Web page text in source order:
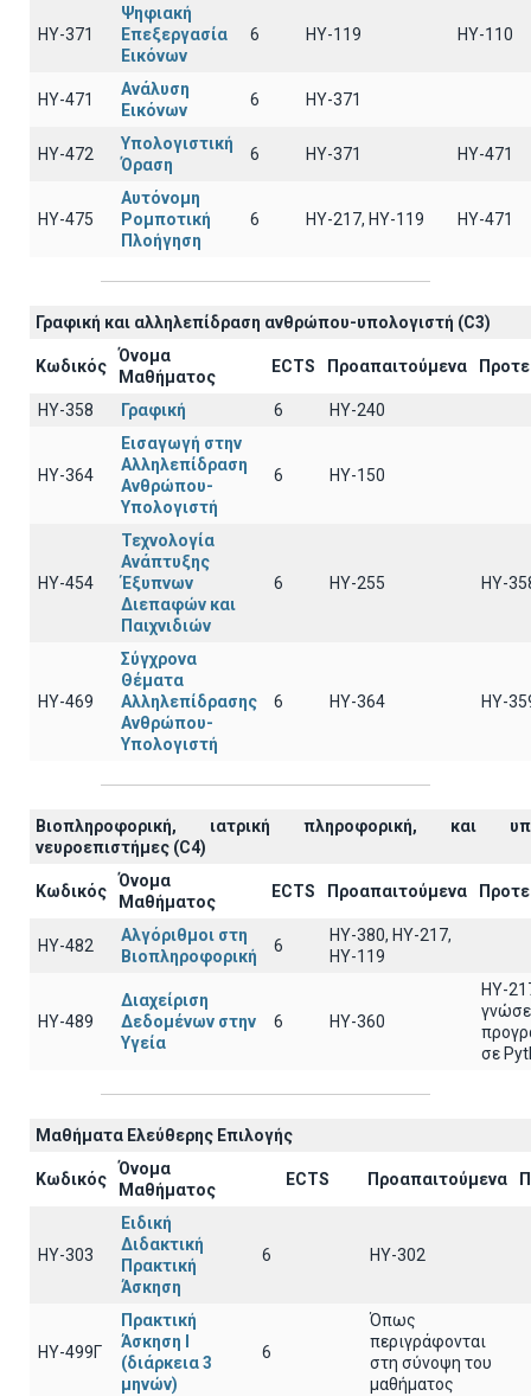
ΗΥ-371
Ψηφιακή
Επεξεργασία
Εικόνων
6 ΗΥ-119 ΗΥ-110
ΗΥ-471
Ανάλυση
Εικόνων
6 ΗΥ-371
ΗΥ-472
Υπολογιστική
Όραση
6 ΗΥ-371 ΗΥ-471
ΗΥ-475
Αυτόνομη
Ρομποτική
Πλοήγηση
6 HY-217, HY-119 ΗΥ-471
Γραφική και αλληλεπίδραση ανθρώπου-υπολογιστή (C3)
Κωδικός
Όνομα
Μαθήματος
ECTS Προαπαιτούμενα
ΗΥ-358 Γραφική 6 HY-240
ΗΥ-364
Εισαγωγή στην
Αλληλεπίδραση
Ανθρώπου-
Υπολογιστή
6 ΗΥ-150
ΗΥ-454
Τεχνολογία
Ανάπτυξης
Έξυπνων
Διεπαφών και
Παιχνιδιών
6 ΗΥ-255 ΗΥ-
ΗΥ-469
Σύγχρονα
Θέματα
Αλληλεπίδρασης
Ανθρώπου-
Υπολογιστή
6 ΗΥ-364 ΗΥ-
Βιοπληροφορική, ιατρική πληροφορική, και
νευροεπιστήμες (C4)
Κωδικός
Όνομα
Μαθήματος
ECTS Προαπαιτούμενα
ΗΥ-482
Αλγόριθμοι στη
Βιοπληροφορική
6
HY-380, HY-217,
HY-119
ΗΥ-489
Διαχείριση
Δεδομένων στην
Υγεία
6 ΗΥ-360
ΗΥ-
σε
Μαθήματα Ελεύθερης Επιλογής
Κωδικός
Όνομα
Μαθήματος
ECTS Προαπαιτούμενα
ΗΥ-303
Ειδική
Διδακτική
Πρακτική
Άσκηση
6 ΗΥ-302
ΗΥ-499Γ
Πρακτική
Άσκηση Ι
(διάρκεια 3
μηνών)
6
Όπως
περιγράφονται
στη σύνοψη του
μαθήματος